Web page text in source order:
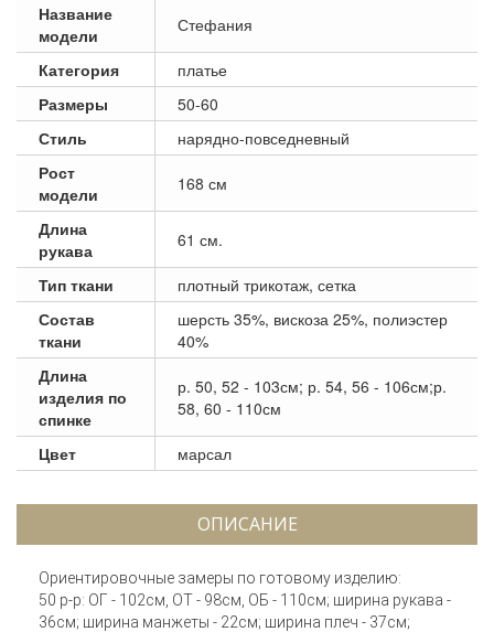
Название
модели
Стефания
Категория
платье
Размеры
50-60
Стиль
нарядно-повседневный
Рост
модели
168 см
Длина
рукава
61 см.
Тип ткани
плотный трикотаж, сетка
Состав
ткани
шерсть 35%, вискоза 25%, полиэстер
40%
Длина
изделия по
спинке
р. 50, 52 - 103см; р. 54, 56 - 106см;р.
58, 60 - 110см
Цвет марсал
ОПИСАНИЕ
Ориентировочные замеры по готовому изделию:
50 р-р: ОГ - 102см, ОТ - 98см, ОБ - 110см; ширина рукава -
36см; ширина манжеты - 22см; ширина плеч - 37см;